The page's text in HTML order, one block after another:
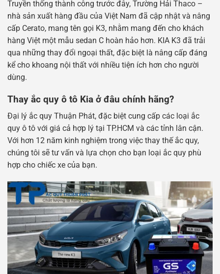
Truyền thống thành công trước đây, Trường Hải Thaco –
nhà sản xuất hàng đầu của Việt Nam đã cập nhật và nâng
cấp Cerato, mang tên gọi K3, nhằm mang đến cho khách
hàng Việt một mẫu sedan C hoàn hảo hơn. KIA K3 đã trải
qua những thay đổi ngoại thất, đặc biệt là nâng cấp đáng
kể cho khoang nội thất với nhiều tiện ích hơn cho người
dùng.
Thay ắc quy ô tô Kia ở đâu chính hãng?
Đại lý ắc quy Thuận Phát, đặc biệt cung cấp các loại ắc
quy ô tô với giá cả hợp lý tại TP.HCM và các tỉnh lân cận.
Với hơn 12 năm kinh nghiệm trong việc thay thế ắc quy,
chúng tôi sẽ tư vấn và lựa chọn cho bạn loại ắc quy phù
hợp cho chiếc xe của bạn.